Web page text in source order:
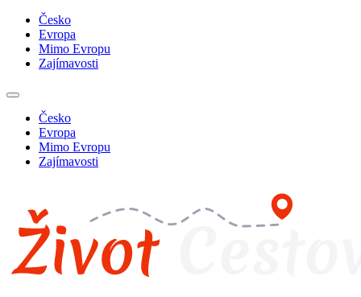
Česko
Evropa
Mimo Evropu
Zajímavosti
Česko
Evropa
Mimo Evropu
Zajímavosti